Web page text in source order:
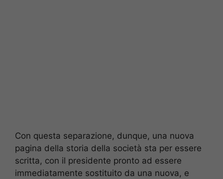
Con questa separazione, dunque, una nuova
pagina della storia della società sta per essere
scritta, con il presidente pronto ad essere
immediatamente sostituito da una nuova, e